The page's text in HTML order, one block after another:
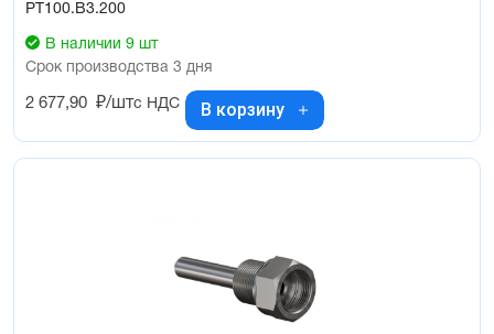
РТ100.В3.200
В наличии 9 шт
Срок производства 3 дня
2 677,90 ₽/штс НДС В корзину